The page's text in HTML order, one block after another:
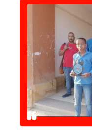
وقضايا
والجمال